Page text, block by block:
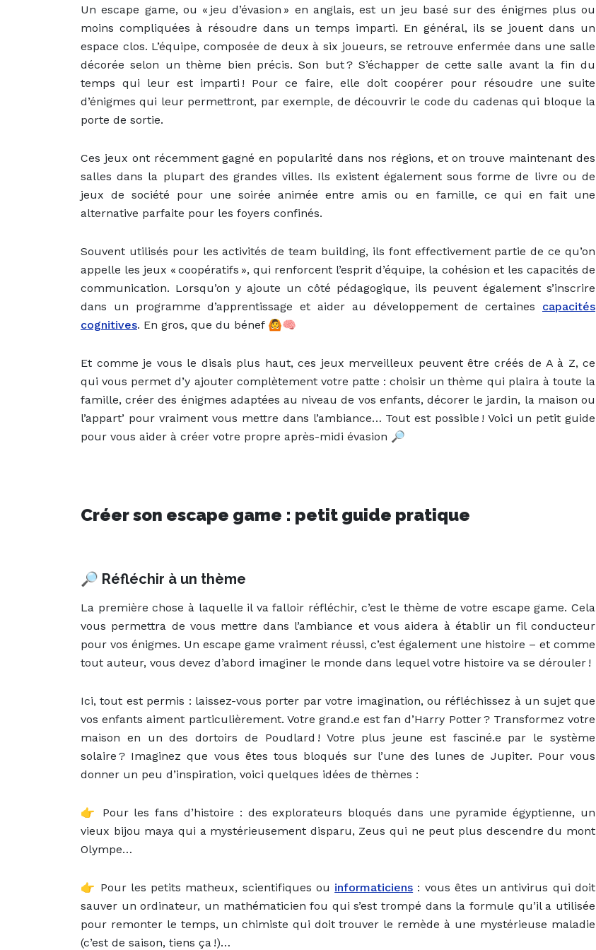
Un escape game, ou « jeu d’évasion » en anglais, est un jeu basé sur des énigmes plus ou
moins compliquées à résoudre dans un temps imparti. En général, ils se jouent dans un
espace clos. L’équipe, composée de deux à six joueurs, se retrouve enfermée dans une salle
décorée selon un thème bien précis. Son but ? S’échapper de cette salle avant la fin du
temps qui leur est imparti ! Pour ce faire, elle doit coopérer pour résoudre une suite
d’énigmes qui leur permettront, par exemple, de découvrir le code du cadenas qui bloque la
porte de sortie.
Ces jeux ont récemment gagné en popularité dans nos régions, et on trouve maintenant des
salles dans la plupart des grandes villes. Ils existent également sous forme de livre ou de
jeux de société pour une soirée animée entre amis ou en famille, ce qui en fait une
alternative parfaite pour les foyers confinés.
Souvent utilisés pour les activités de team building, ils font effectivement partie de ce qu’on
appelle les jeux « coopératifs », qui renforcent l’esprit d’équipe, la cohésion et les capacités de
communication. Lorsqu’on y ajoute un côté pédagogique, ils peuvent également s’inscrire
dans un programme d’apprentissage et aider au développement de certaines capacités
cognitives. En gros, que du bénef 🙆🧠
Et comme je vous le disais plus haut, ces jeux merveilleux peuvent être créés de A à Z, ce
qui vous permet d’y ajouter complètement votre patte : choisir un thème qui plaira à toute la
famille, créer des énigmes adaptées au niveau de vos enfants, décorer le jardin, la maison ou
l’appart’ pour vraiment vous mettre dans l’ambiance… Tout est possible ! Voici un petit guide
pour vous aider à créer votre propre après-midi évasion 🔎
Créer son escape game : petit guide pratique
🔎 Réfléchir à un thème
La première chose à laquelle il va falloir réfléchir, c’est le thème de votre escape game. Cela
vous permettra de vous mettre dans l’ambiance et vous aidera à établir un fil conducteur
pour vos énigmes. Un escape game vraiment réussi, c’est également une histoire – et comme
tout auteur, vous devez d’abord imaginer le monde dans lequel votre histoire va se dérouler !
Ici, tout est permis : laissez-vous porter par votre imagination, ou réfléchissez à un sujet que
vos enfants aiment particulièrement. Votre grand.e est fan d’Harry Potter ? Transformez votre
maison en un des dortoirs de Poudlard ! Votre plus jeune est fasciné.e par le système
solaire ? Imaginez que vous êtes tous bloqués sur l’une des lunes de Jupiter. Pour vous
donner un peu d’inspiration, voici quelques idées de thèmes :
👉 Pour les fans d’histoire : des explorateurs bloqués dans une pyramide égyptienne, un
vieux bijou maya qui a mystérieusement disparu, Zeus qui ne peut plus descendre du mont
Olympe…
👉 Pour les petits matheux, scientifiques ou informaticiens : vous êtes un antivirus qui doit
sauver un ordinateur, un mathématicien fou qui s’est trompé dans la formule qu’il a utilisée
pour remonter le temps, un chimiste qui doit trouver le remède à une mystérieuse maladie
(c’est de saison, tiens ça !)…